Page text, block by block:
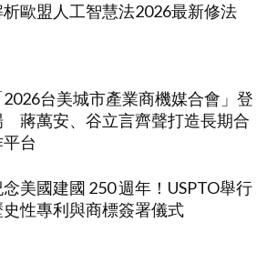
析歐盟人工智慧法2026最新修法
2026台美城市產業商機媒合會」登
蔣萬安、谷立言齊聲打造長期合
台
美國建國 250 週年！USPTO舉行
史性專利與商標簽署儀式